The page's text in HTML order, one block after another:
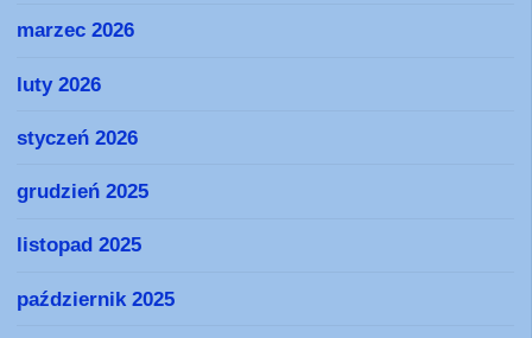
marzec 2026
luty 2026
styczeń 2026
grudzień 2025
listopad 2025
październik 2025